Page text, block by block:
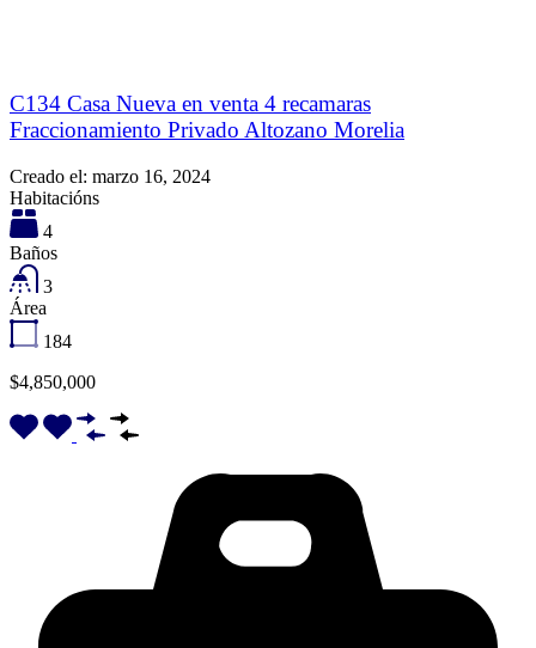
C134 Casa Nueva en venta 4 recamaras
Fraccionamiento Privado Altozano Morelia
Creado el: marzo 16, 2024
Habitacións
4
Baños
3
Área
184
$4,850,000